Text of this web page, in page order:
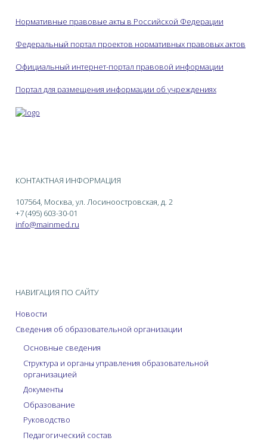
Нормативные правовые акты в Российской Федерации
Федеральный портал проектов нормативных правовых актов
Официальный интернет-портал правовой информации
Портал для размещения информации об учреждениях
КОНТАКТНАЯ ИНФОРМАЦИЯ
107564, Москва, ул. Лосиноостровская, д. 2
+7 (495) 603-30-01
info@mainmed.ru
НАВИГАЦИЯ ПО САЙТУ
Новости
Сведения об образовательной организации
Основные сведения
Структура и органы управления образовательной
организацией
Документы
Образование
Руководство
Педагогический состав